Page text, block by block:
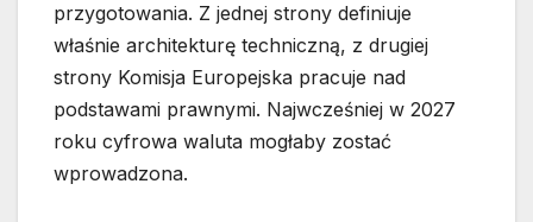
przygotowania. Z jednej strony definiuje
właśnie architekturę techniczną, z drugiej
strony Komisja Europejska pracuje nad
podstawami prawnymi. Najwcześniej w 2027
roku cyfrowa waluta mogłaby zostać
wprowadzona.